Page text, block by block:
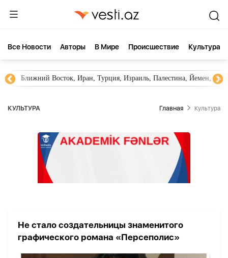
Все Новости Aвторы В Мире Происшествие Культура
Ближний Восток, Иран, Турция, Израиль, Палестина, Йемен,
КУЛЬТУРА Главная Культура
Не стало создательницы знаменитого
графического романа «Персеполис»